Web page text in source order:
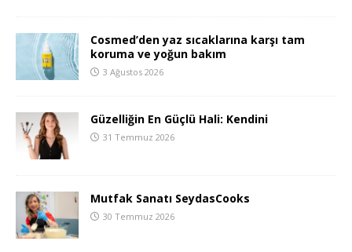
Cosmed’den yaz sıcaklarına karşı tam
koruma ve yoğun bakım
3 Ağustos 2026
Güzelliğin En Güçlü Hali: Kendini
31 Temmuz 2026
Mutfak Sanatı SeydasCooks
30 Temmuz 2026